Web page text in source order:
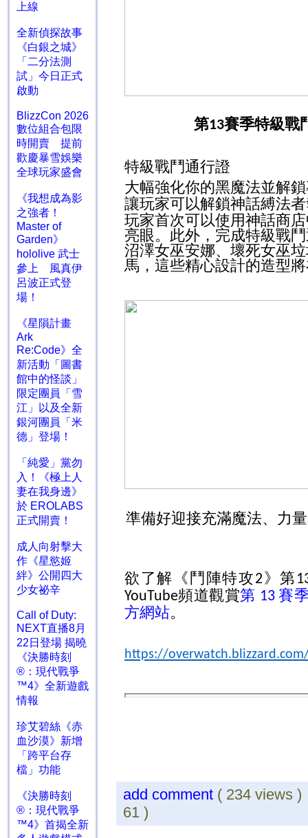
上線
全新偵探故事
《白銀之城》
「二分法測
試」今日正式
啟動
BlizzCon 2026
數位組合包限
時開賣 提前
歡慶暴雪娛樂
全球玩家盛會
《我想成為影
之強者！
Master of
Garden》
hololive 武士
參上 風真伊
呂波正式登
場！
《星隕計畫
Ark
Re:Code》全
新活動「圖書
館中的怪談」
限定團員「雪
江」以及全新
銀河團員「米
德」登場！
「純愛」黨勿
入！《極上人
妻在我身邊》
於 EROLABS
正式開賣！
成人向射擊大
作《星慾姬
絆》公開四大
少女祕辛
Call of Duty:
NEXT直播8月
22日登場 揭曉
《決勝時刻
®：現代戰爭
™4》全新遊戲
情報
珍艾碧絲《赤
血沙漠》新增
「跨平台存
檔」功能
《決勝時刻
®：現代戰爭
™4》首揭全新
第13賽季特級戰
特級戰鬥通行證
大幅強化你的黑魔法並解
讓玩家可以解鎖神話縛法
玩家首次可以使用神話商
亮眼。此外，完成特級戰
沼澤女巫安娜、壞死女巫
馬，這些精心設計的造型
準備好迎接充滿魔法、力
欲了解《鬥陣特攻2》第
YouTube頻道觀賞第 13賽
方網站。
https://
add comment ( 234
61 )